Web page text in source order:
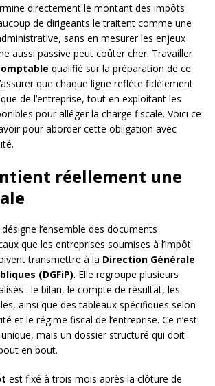
directement le montant des impôts
de dirigeants le traitent comme une
sans en mesurer les enjeux
aussi passive peut coûter cher. Travailler
qualifié sur la préparation de ce
que chaque ligne reflète fidèlement
de l’entreprise, tout en exploitant les
pour alléger la charge fiscale. Voici ce
pour aborder cette obligation avec
réellement une
désigne l’ensemble des documents
que les entreprises soumises à l’impôt
transmettre à la Direction Générale
(DGFiP). Elle regroupe plusieurs
: le bilan, le compte de résultat, les
ainsi que des tableaux spécifiques selon
et le régime fiscal de l’entreprise. Ce n’est
mais un dossier structuré qui doit
en bout.
est fixé à trois mois après la clôture de